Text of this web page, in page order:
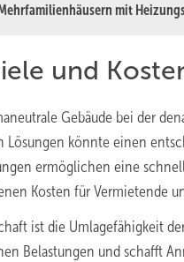
mit
und
Gebäude bei der
könnte einen
ermöglichen eine
Kosten für Vermietende
ist die Umlagefähigkeit
Belastungen und schafft